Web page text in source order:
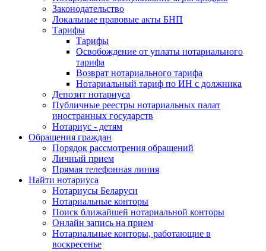
Законодательство
Локальные правовые акты БНП
Тарифы
Тарифы
Освобождение от уплаты нотариального
тарифа
Возврат нотариального тарифа
Нотариальный тариф по ИН с должника
Депозит нотариуса
Публичные реестры нотариальных палат
иностранных государств
Нотариус - детям
Обращения граждан
Порядок рассмотрения обращений
Личный прием
Прямая телефонная линия
Найти нотариуса
Нотариусы Беларуси
Нотариальные конторы
Поиск ближайшей нотариальной конторы
Онлайн запись на прием
Нотариальные конторы, работающие в
воскресенье